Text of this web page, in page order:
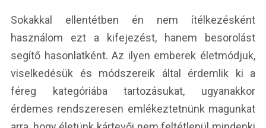
Sokakkal ellentétben én nem ítélkezésként
használom ezt a kifejezést, hanem besorolást
segítő hasonlatként. Az ilyen emberek életmódjuk,
viselkedésük és módszereik által érdemlik ki a
féreg kategóriába tartozásukat, ugyanakkor
érdemes rendszeresen emlékeztetnünk magunkat